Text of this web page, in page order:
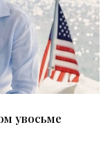
увосьме